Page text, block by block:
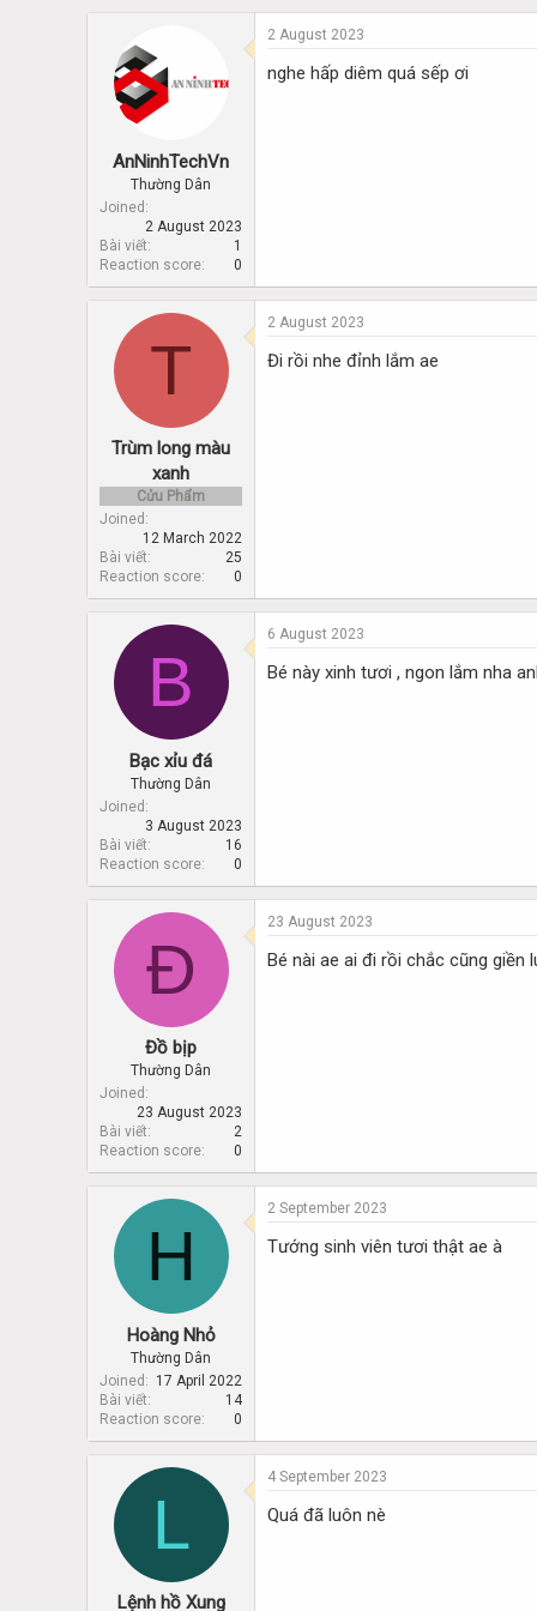
AnNinhTechVn
Thường Dân
Joined
2 August 2023
Bài viết
1
Reaction score
0
2 August 2023
nghe hấp diêm quá sếp ơi
T
Trùm long màu
xanh
Cửu Phẩm
Joined
12 March 2022
Bài viết
25
Reaction score
0
2 August 2023
Đi rồi nhe đỉnh lắm ae
B
Bạc xỉu đá
Thường Dân
Joined
3 August 2023
Bài viết
16
Reaction score
0
6 August 2023
Bé này xinh tươi , ngon lắm nha
Đ
Đồ bịp
Thường Dân
Joined
23 August 2023
Bài viết
2
Reaction score
0
23 August 2023
Bé nài ae ai đi rồi chắc cũng giền
H
Hoàng Nhỏ
Thường Dân
Joined
17 April 2022
Bài viết
14
Reaction score
0
2 September 2023
Tướng sinh viên tươi thật ae à
L
Lệnh hồ Xung
4 September 2023
Quá đã luôn nè